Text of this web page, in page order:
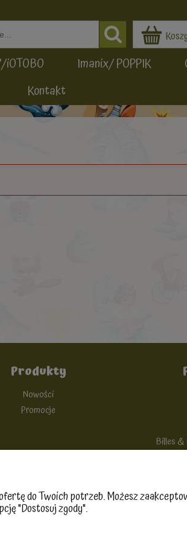
iOTOBO Imanix/ POPPIK
Kontakt
Produkty
Nowości
Promocje
Billes &
do Twoich potrzeb. Możesz
"Dostosuj zgody".